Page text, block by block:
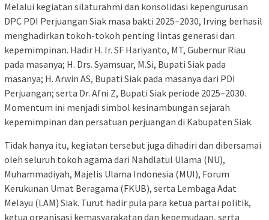
Melalui kegiatan silaturahmi dan konsolidasi kepengurusan
DPC PDI Perjuangan Siak masa bakti 2025–2030, Irving berhasil
menghadirkan tokoh-tokoh penting lintas generasi dan
kepemimpinan. Hadir H. Ir. SF Hariyanto, MT, Gubernur Riau
pada masanya; H. Drs. Syamsuar, M.Si, Bupati Siak pada
masanya; H. Arwin AS, Bupati Siak pada masanya dari PDI
Perjuangan; serta Dr. Afni Z, Bupati Siak periode 2025–2030.
Momentum ini menjadi simbol kesinambungan sejarah
kepemimpinan dan persatuan perjuangan di Kabupaten Siak.
Tidak hanya itu, kegiatan tersebut juga dihadiri dan dibersamai
oleh seluruh tokoh agama dari Nahdlatul Ulama (NU),
Muhammadiyah, Majelis Ulama Indonesia (MUI), Forum
Kerukunan Umat Beragama (FKUB), serta Lembaga Adat
Melayu (LAM) Siak. Turut hadir pula para ketua partai politik,
ketua organisasi kemasyarakatan dan kepemudaan, serta